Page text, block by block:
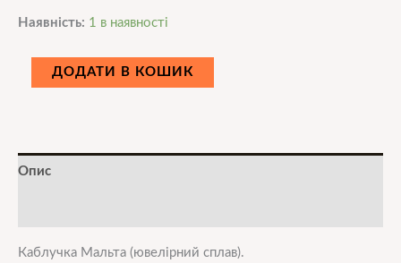
Наявність: 1 в наявності
ДОДАТИ В КОШИК
Опис
Каблучка Мальта (ювелірний сплав).